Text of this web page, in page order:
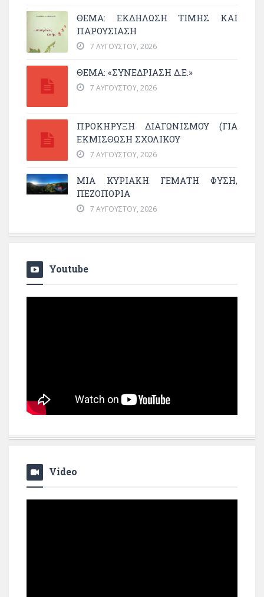
ΘΈΜΑ: ΕΚΔΉΛΩΣΗ ΤΙΜΉΣ ΚΑΙ
ΠΑΡΟΥΣΊΑΣΗ
7 ΑΥΓΟΎΣΤΟΥ, 2026
ΘΕΜΑ: «ΣΥΝΕΔΡΊΑΣΗ Δ.Ε.»
7 ΑΥΓΟΎΣΤΟΥ, 2026
ΠΡΟΚΗΡΥΞΗ ΔΙΑΓΩΝΙΣΜΟΥ (ΓΙΑ
ΕΚΜΊΣΘΩΣΗ ΣΧΟΛΙΚΟΎ
7 ΑΥΓΟΎΣΤΟΥ, 2026
ΜΙΑ ΚΥΡΙΑΚΉ ΓΕΜΆΤΗ ΦΎΣΗ,
ΠΕΖΟΠΟΡΊΑ
7 ΑΥΓΟΎΣΤΟΥ, 2026
Youtube
Video